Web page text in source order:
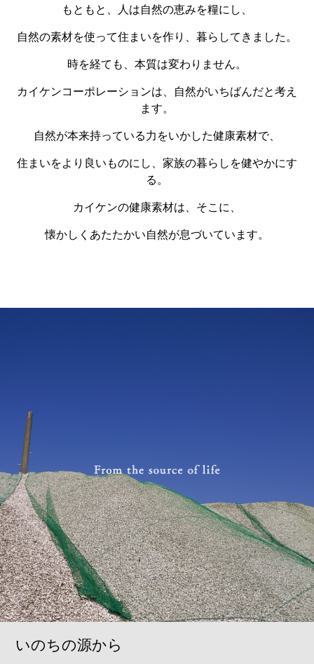
もともと、人は自然の恵みを糧にし、
自然の素材を使って住まいを作り、暮らしてきました。
時を経ても、本質は変わりません。
カイケンコーポレーションは、自然がいちばんだと考え
ます。
自然が本来持っている力をいかした健康素材で、
住まいをより良いものにし、家族の暮らしを健やかにす
る。
カイケンの健康素材は、そこに、
懐かしくあたたかい自然が息づいています。
いのちの源から